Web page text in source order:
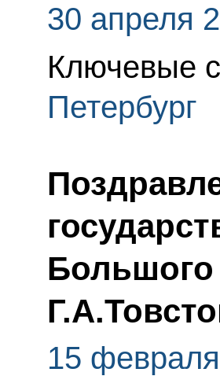
30 апреля
Ключевые
Петербург
Большого
15